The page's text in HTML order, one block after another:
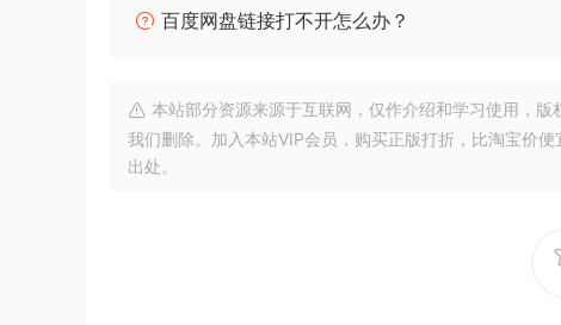
每个控制器。新的缩放工具允许用户通过向上或向
Audio Retrospective Record
DP11 将音频添加到其 Retrospective Recording 功
百度网盘链接打不开怎么办？
本站部分资源来源于互联网，仅作介绍和学习使用，
我们删除。加入本站VIP会员，购买正版打折，比淘宝价便
出处。